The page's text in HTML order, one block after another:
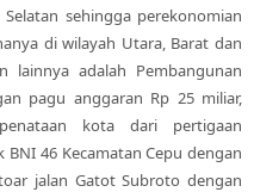
sehingga perekonomian
di wilayah Utara, Barat dan
lainnya adalah Pembangunan
pagu anggaran Rp 25 miliar,
kota dari pertigaan
46 Kecamatan Cepu dengan
jalan Gatot Subroto dengan